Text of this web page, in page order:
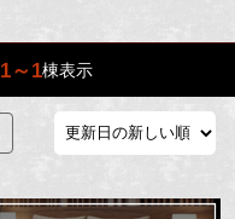
1～1棟表示